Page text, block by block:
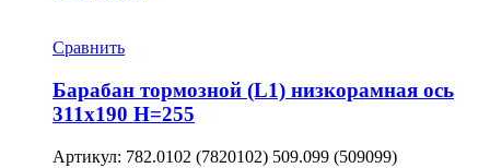
Сравнить
Барабан тормозной (L1) низкорамная ось
311х190 H=255
Артикул: 782.0102 (7820102) 509.099 (509099)